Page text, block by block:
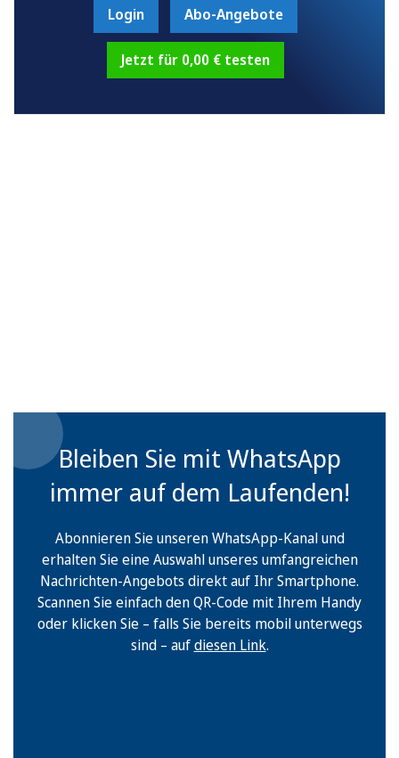
Login Abo-Angebote
Jetzt für 0,00 € testen
Bleiben Sie mit WhatsApp
immer auf dem Laufenden!
Abonnieren Sie unseren WhatsApp-Kanal und
erhalten Sie eine Auswahl unseres umfangreichen
Nachrichten-Angebots direkt auf Ihr Smartphone.
Scannen Sie einfach den QR-Code mit Ihrem Handy
oder klicken Sie – falls Sie bereits mobil unterwegs
sind – aufdiesen Link.